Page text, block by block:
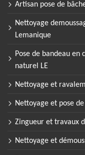
Artisan pose de
Nettoyage
Lemanique
Pose de bandeau
naturel LE
Nettoyage et
Nettoyage et pose
Zingueur et travaux
Nettoyage et